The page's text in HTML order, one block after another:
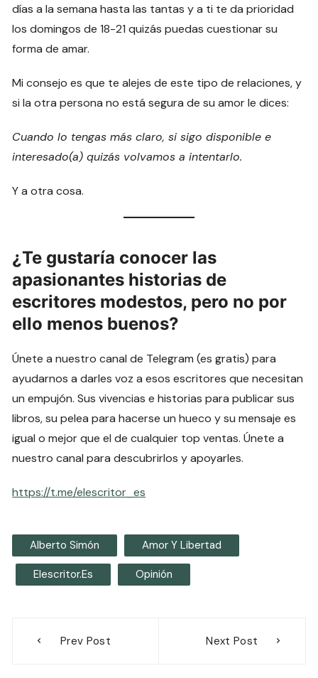
días a la semana hasta las tantas y a ti te da prioridad
los domingos de 18-21 quizás puedas cuestionar su
forma de amar.
Mi consejo es que te alejes de este tipo de relaciones, y
si la otra persona no está segura de su amor le dices:
Cuando lo tengas más claro, si sigo disponible e
interesado(a) quizás volvamos a intentarlo.
Y a otra cosa.
¿Te gustaría conocer las
apasionantes historias de
escritores modestos, pero no por
ello menos buenos?
Únete a nuestro canal de Telegram (es gratis) para
ayudarnos a darles voz a esos escritores que necesitan
un empujón. Sus vivencias e historias para publicar sus
libros, su pelea para hacerse un hueco y su mensaje es
igual o mejor que el de cualquier top ventas. Únete a
nuestro canal para descubrirlos y apoyarles.
https://t.me/elescritor_es
Alberto Simón Amor Y Libertad
Elescritor.es Opinión
Prev Post Next Post